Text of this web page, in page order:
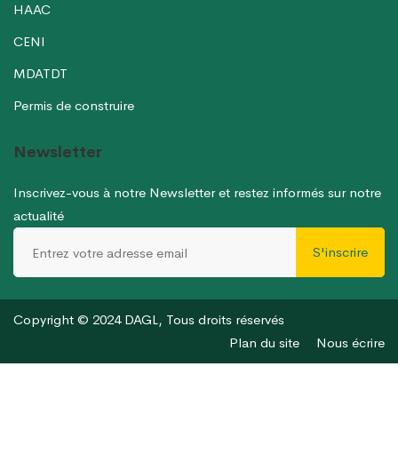
HAAC
CENI
MDATDT
Permis de construire
Newsletter
Inscrivez-vous à notre Newsletter et restez informés sur notre
actualité
S'inscrire
Copyright © 2024 DAGL, Tous droits réservés
Plan du site
Nous écrire